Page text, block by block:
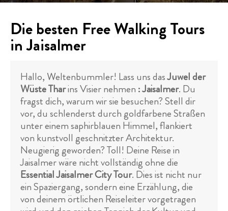
Die besten Free Walking Tours
in Jaisalmer
Hallo, Weltenbummler! Lass uns dasJuwel der
Wüste Tharins Visier nehmen :Jaisalmer. Du
fragst dich, warum wir sie besuchen? Stell dir
vor, du schlenderst durch goldfarbene Straßen
unter einem saphirblauen Himmel, flankiert
von kunstvoll geschnitzter Architektur.
Neugierig geworden? Toll! Deine Reise in
Jaisalmer wäre nicht vollständig ohne die
Essential Jaisalmer City Tour. Dies ist nicht nur
ein Spaziergang, sondern eine Erzählung, die
von deinem örtlichen Reiseleiter vorgetragen